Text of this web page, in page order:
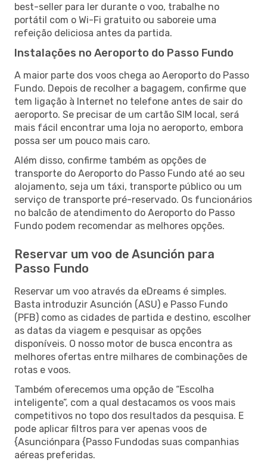
best-seller para ler durante o voo, trabalhe no
portátil com o Wi-Fi gratuito ou saboreie uma
refeição deliciosa antes da partida.
Instalações no Aeroporto do Passo Fundo
A maior parte dos voos chega ao Aeroporto do Passo
Fundo. Depois de recolher a bagagem, confirme que
tem ligação à Internet no telefone antes de sair do
aeroporto. Se precisar de um cartão SIM local, será
mais fácil encontrar uma loja no aeroporto, embora
possa ser um pouco mais caro.
Além disso, confirme também as opções de
transporte do Aeroporto do Passo Fundo até ao seu
alojamento, seja um táxi, transporte público ou um
serviço de transporte pré-reservado. Os funcionários
no balcão de atendimento do Aeroporto do Passo
Fundo podem recomendar as melhores opções.
Reservar um voo de Asunción para
Passo Fundo
Reservar um voo através da eDreams é simples.
Basta introduzir Asunción (ASU) e Passo Fundo
(PFB) como as cidades de partida e destino, escolher
as datas da viagem e pesquisar as opções
disponíveis. O nosso motor de busca encontra as
melhores ofertas entre milhares de combinações de
rotas e voos.
Também oferecemos uma opção de “Escolha
inteligente”, com a qual destacamos os voos mais
competitivos no topo dos resultados da pesquisa. E
pode aplicar filtros para ver apenas voos de
{Asunciónpara {Passo Fundodas suas companhias
aéreas preferidas.